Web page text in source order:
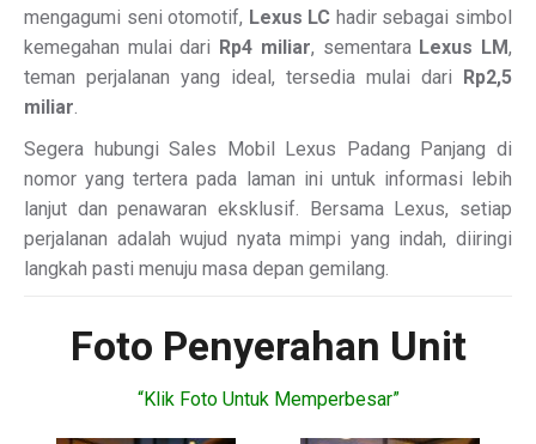
mengagumi seni otomotif, Lexus LC hadir sebagai simbol
kemegahan mulai dari Rp4 miliar, sementara Lexus LM,
teman perjalanan yang ideal, tersedia mulai dari Rp2,5
miliar.
Segera hubungi Sales Mobil Lexus Padang Panjang di
nomor yang tertera pada laman ini untuk informasi lebih
lanjut dan penawaran eksklusif. Bersama Lexus, setiap
perjalanan adalah wujud nyata mimpi yang indah, diiringi
langkah pasti menuju masa depan gemilang.
Foto Penyerahan Unit
“Klik Foto Untuk Memperbesar”